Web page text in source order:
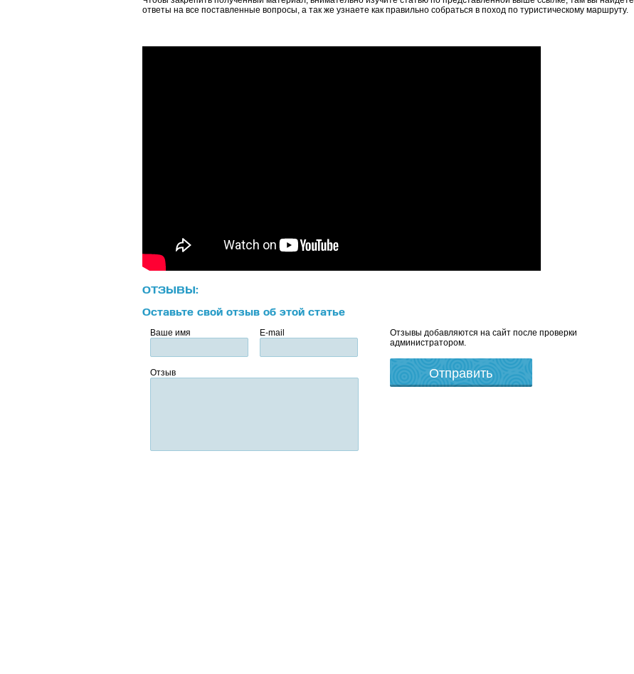
ответы на все поставленные вопросы, а так же узнаете как правильно собраться в поход по туристическому маршруту.
ОТЗЫВЫ:
Оставьте свой отзыв об этой статье
Ваше имя E-mail
Отзыв
Отзывы добавляются на сайт после проверки
администратором.